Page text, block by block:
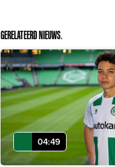
GERELATEERD NIEUWS.
04:49